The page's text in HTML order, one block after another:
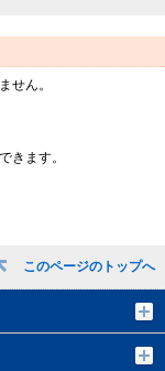
このページのトップへ
せん。
きます。